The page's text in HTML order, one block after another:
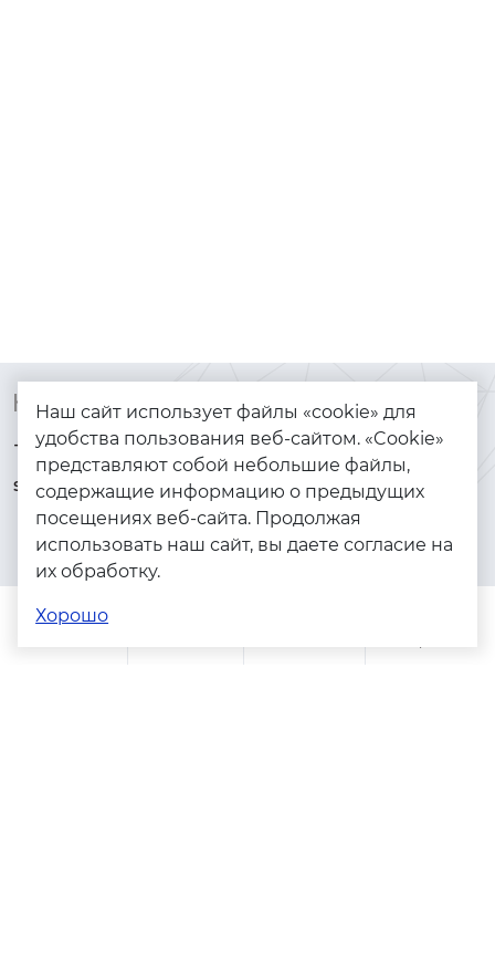
Контакты
+7 (925) 144-64-73
serebryanyye.grani@mail.ru
Каталог
Браслеты
Золото
Серебро
Помощь
Наш сайт использует файлы «cookie» для
удобства пользования веб-сайтом. «Cookie»
представляют собой небольшие файлы,
содержащие информацию о предыдущих
посещениях веб-сайта. Продолжая
использовать наш сайт, вы даете согласие на
их обработку.
Хорошо